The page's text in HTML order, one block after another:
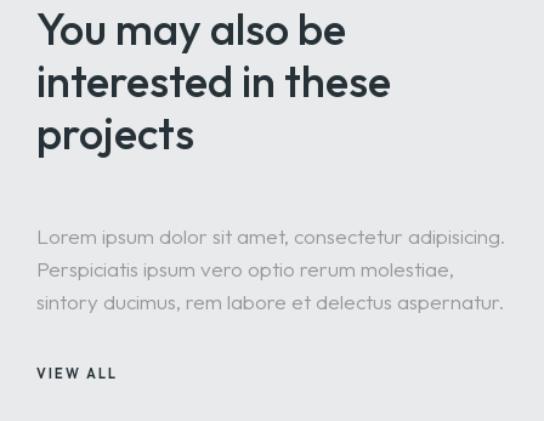
You may also be
interested in these
projects
Lorem ipsum dolor sit amet, consectetur adipisicing.
Perspiciatis ipsum vero optio rerum molestiae,
sintory ducimus, rem labore et delectus aspernatur.
VIEW ALL